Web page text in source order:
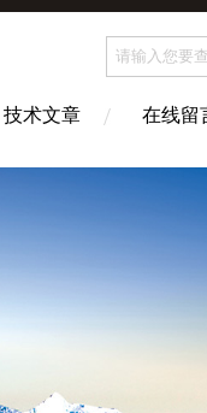
技术文章 在线留